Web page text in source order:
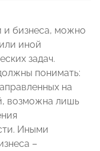
и бизнеса, можно
иной
задач.
понимать:
на
возможна лишь
Иными
–